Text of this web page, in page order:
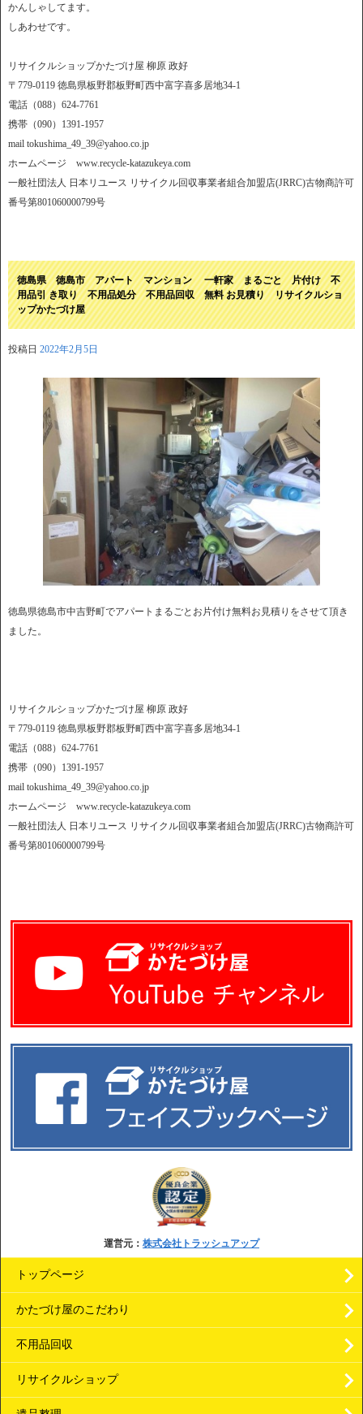
かんしゃしてます。
しあわせです。
リサイクルショップかたづけ屋 柳原 政好
〒779-0119 徳島県板野郡板野町西中富字喜多居地34-1
電話（088）624-7761
携帯（090）1391-1957
mail tokushima_49_39@yahoo.co.jp
ホームページ www.recycle-katazukeya.com
一般社団法人 日本リユース リサイクル回収事業者組合加盟店(JRRC)古物商許可
番号第801060000799号
徳島県 徳島市 アパート マンション 一軒家 まるごと 片付け 不
用品引 き取り 不用品処分 不用品回収 無料 お見積り リサイクルショ
ップかたづけ屋
投稿日 2022年2月5日
徳島県徳島市中吉野町でアパートまるごとお片付け無料お見積りをさせて頂き
ました。
リサイクルショップかたづけ屋 柳原 政好
〒779-0119 徳島県板野郡板野町西中富字喜多居地34-1
電話（088）624-7761
携帯（090）1391-1957
mail tokushima_49_39@yahoo.co.jp
ホームページ www.recycle-katazukeya.com
一般社団法人 日本リユース リサイクル回収事業者組合加盟店(JRRC)古物商許可
番号第801060000799号
運営元： 株式会社トラッシュアップ
トップページ
かたづけ屋のこだわり
不用品回収
リサイクルショップ